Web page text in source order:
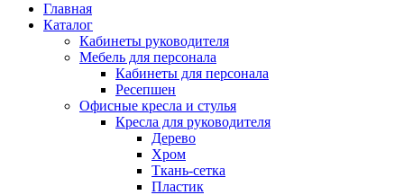
Главная
Каталог
Кабинеты руководителя
Мебель для персонала
Кабинеты для персонала
Ресепшен
Офисные кресла и стулья
Кресла для руководителя
Дерево
Хром
Ткань-сетка
Пластик